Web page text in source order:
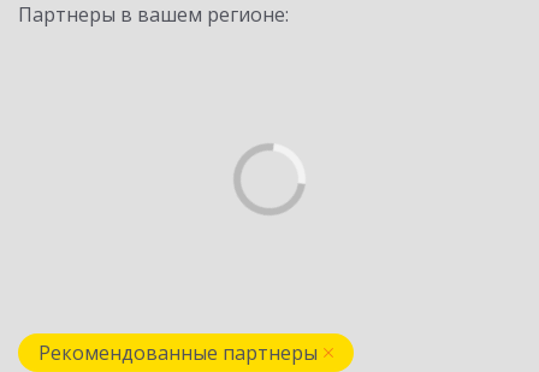
Партнеры в вашем регионе:
Рекомендованные партнеры